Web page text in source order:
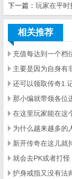
下一篇： 玩家在平时
相关推荐
充值每达到一个档
主要是因为自身有
还可以领取传奇1.
那小编就带领各位
在这里玩家能在这
为什么越来越多的
新开传奇在这儿就
就会去PK或者打怪
护身戒指又没有法